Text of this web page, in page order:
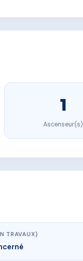
1
Ascenseur(s)
TRAVAUX)